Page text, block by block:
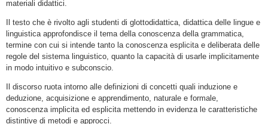
materiali didattici.
Il testo che è rivolto agli studenti di glottodidattica, didattica delle lingue e
linguistica approfondisce il tema della conoscenza della grammatica,
termine con cui si intende tanto la conoscenza esplicita e deliberata delle
regole del sistema linguistico, quanto la capacità di usarle implicitamente
in modo intuitivo e subconscio.
Il discorso ruota intorno alle definizioni di concetti quali induzione e
deduzione, acquisizione e apprendimento, naturale e formale,
conoscenza implicita ed esplicita mettendo in evidenza le caratteristiche
distintive di metodi e approcci.